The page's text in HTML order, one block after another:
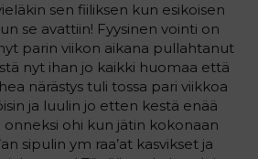
sen fiiliksen kun esikoisen
se avattiin! Fyysinen vointi on
parin viikon aikana pullahtanut
nyt ihan jo kaikki huomaa että
närästys tuli tossa pari viikkoa
ja luulin jo etten kestä enää
ohi kun jätin kokonaan
sipulin ym raa’at kasvikset ja